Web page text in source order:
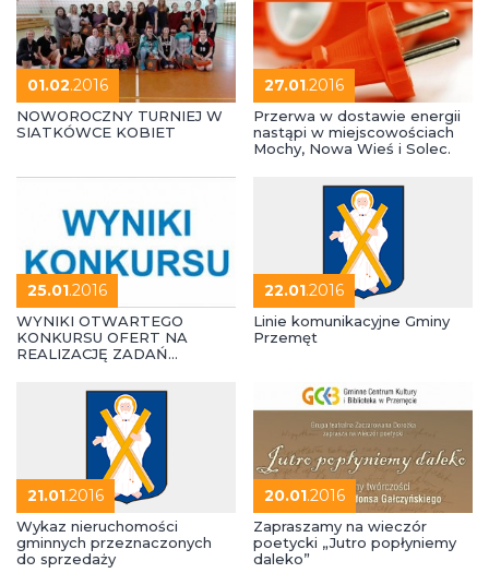
01.02.2016
NOWOROCZNY TURNIEJ W
SIATKÓWCE KOBIET
27.01.2016
Przerwa w dostawie energii
nastąpi w miejscowościach
Mochy, Nowa Wieś i Solec.
25.01.2016
WYNIKI OTWARTEGO
KONKURSU OFERT NA
REALIZACJĘ ZADAŃ
22.01.2016
Linie komunikacyjne Gminy
Przemęt
21.01.2016
Wykaz nieruchomości
gminnych przeznaczonych
do sprzedaży
20.01.2016
Zapraszamy na wieczór
poetycki „Jutro popłyniemy
daleko”